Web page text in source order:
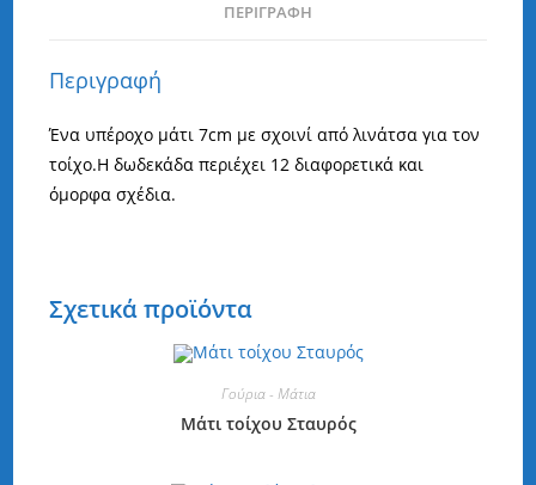
ΠΕΡΙΓΡΑΦΉ
Περιγραφή
Ένα υπέροχο μάτι 7cm με σχοινί από λινάτσα για τον
τοίχο.Η δωδεκάδα περιέχει 12 διαφορετικά και
όμορφα σχέδια.
Σχετικά προϊόντα
Γούρια - Μάτια
Μάτι τοίχου Σταυρός